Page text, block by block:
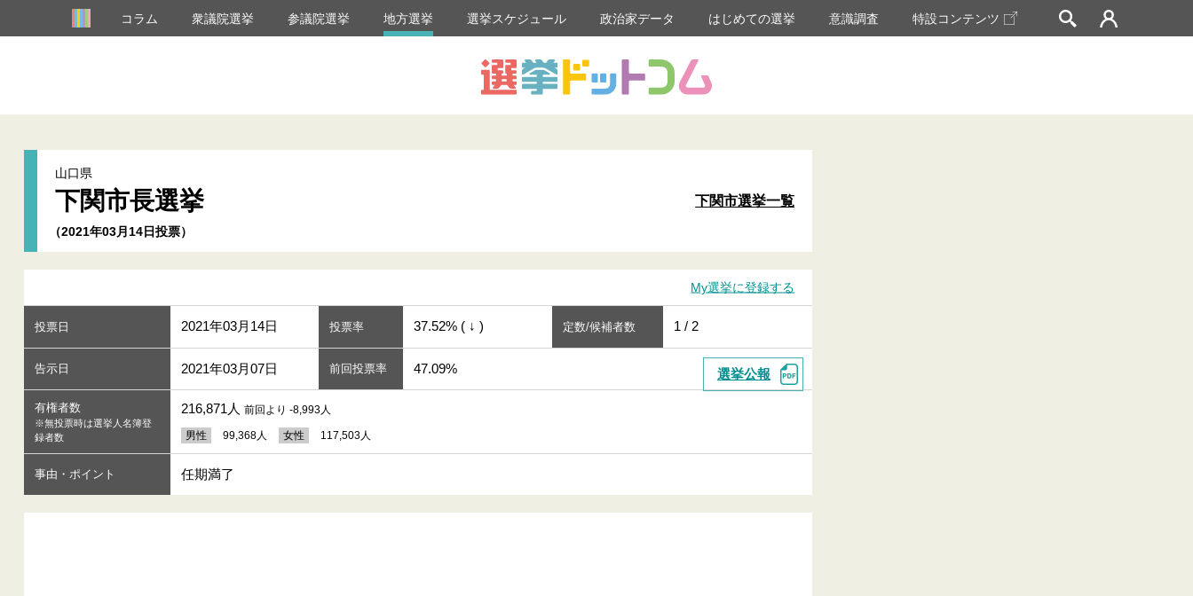
コラム 衆議院選挙 参議院選挙 地方選挙 選挙スケジュール 政治家データ はじめての選挙 意識調査 特設コンテンツ
山口県
下関市長選挙
（2021年03月14日投票）
下関市選挙一覧
My選挙に登録する
投票日 2021年03月14日 投票率 37.52% ( ↓ ) 定数/候補者数 1 / 2
告示日 2021年03月07日 前回投票率 47.09% 選挙公報
有権者数
※無投票時は選挙人名簿登
録者数
216,871人 前回より -8,993人
男性 99,368人 女性 117,503人
事由・ポイント 任期満了